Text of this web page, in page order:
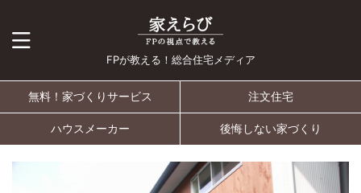
FPが教える！総合住宅メディア
無料！家づくりサービス 注文住宅
ハウスメーカー 後悔しない家づくり